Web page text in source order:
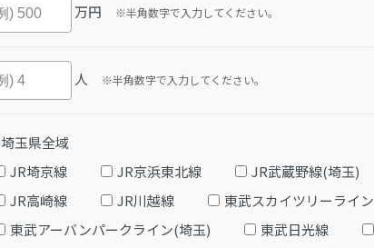
万円 ※半角数字で入力してください。
人 ※半角数字で入力してください。
埼玉県全域
JR埼京線
JR京浜東北線 JR武蔵野線(埼玉)
JR高崎線
JR川越線 東武スカイツリーライン
東武アーバンパークライン(埼玉)
東武日光線